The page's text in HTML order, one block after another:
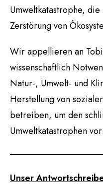
Umweltkatastrophe,
Zerstörung von
Wir appellieren an
wissenschaftlich
Natur-, Umwelt- und
Herstellung von
betreiben, um den
Umweltkatastrophen
Unser